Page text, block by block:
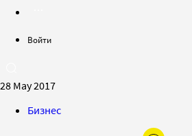
Войти
28 May 2017
Бизнес